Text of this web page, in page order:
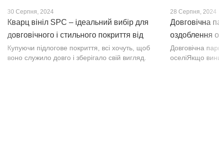
30 Серпня, 2024
Кварц вініл SPC – ідеальний вибір для
довговічного і стильного покриття від
PROFLOOR
Купуючи підлогове покриття, всі хочуть, щоб
воно служило довго і зберігало свій вигляд.
28 Серпня, 2024
Довговічна
оздоблення
Довговічна
оселіЯкщо